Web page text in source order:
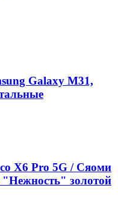
Galaxy M31,
X6 Pro 5G / Сяоми
золотой